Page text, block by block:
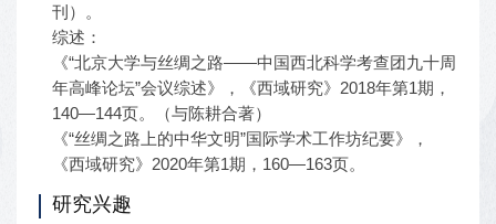
刊）。
综述：
《“北京大学与丝绸之路——中国西北科学考查团九十周
年高峰论坛”会议综述》，《西域研究》2018年第1期，
140—144页。（与陈耕合著）
《“丝绸之路上的中华文明”国际学术工作坊纪要》，
《西域研究》2020年第1期，160—163页。
研究兴趣